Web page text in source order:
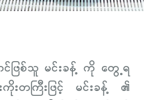
ဖြစ်သူ မင်းခန့် ကို တွေ့ရ
တကြီးဖြင့် မင်းခန့် ၏